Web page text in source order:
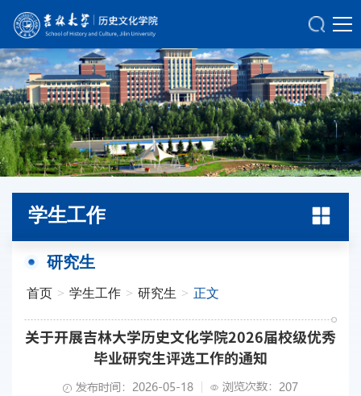
学生工作
研究生
首页 > 学生工作 > 研究生 > 正文
关于开展吉林大学历史文化学院2026届校级优秀
毕业研究生评选工作的通知
发布时间：2026-05-18 浏览次数： 207